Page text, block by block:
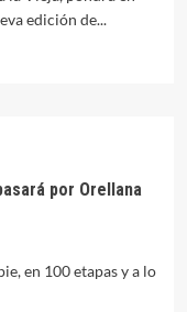
edición de...
por Orellana
en 100 etapas y a lo